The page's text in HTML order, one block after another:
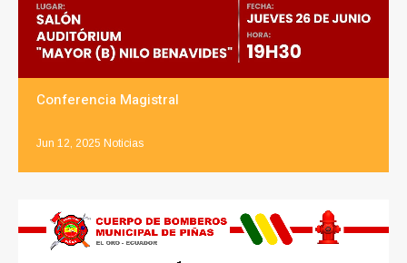
Conferencia Magistral
Jun 12, 2025 Noticias